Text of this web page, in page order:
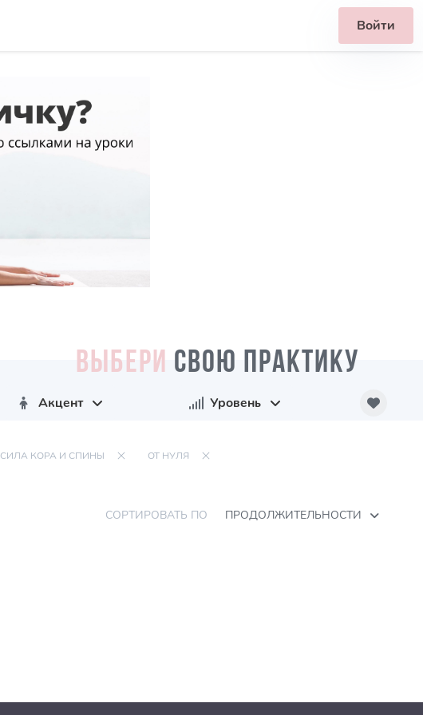
Войти
ВЫБЕРИ СВОЮ ПРАКТИКУ
Акцент Уровень
СИЛА КОРА И СПИНЫ ОТ НУЛЯ
СОРТИРОВАТЬ ПО ПРОДОЛЖИТЕЛЬНОСТИ